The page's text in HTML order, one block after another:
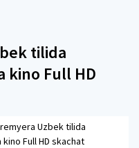
tilida
kino Full HD
Uzbek tilida
Full HD skachat